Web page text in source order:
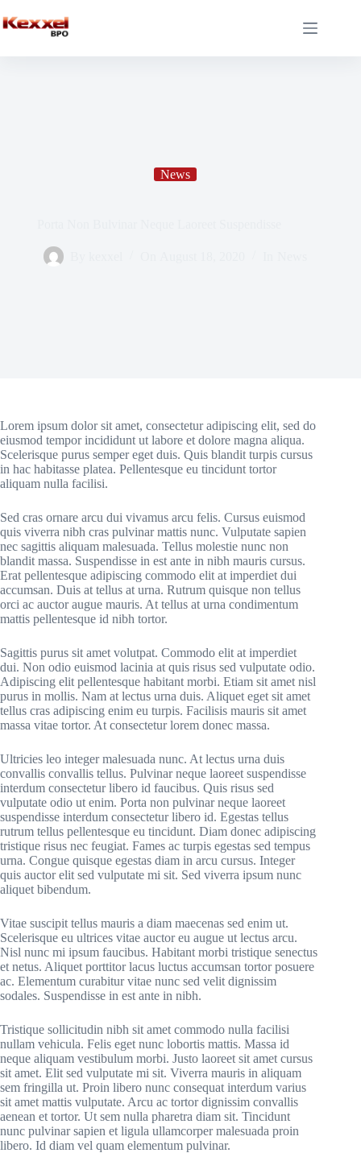
News
Lorem ipsum dolor sit amet, consectetur adipiscing elit, sed do
eiusmod tempor incididunt ut labore et dolore magna aliqua.
Scelerisque purus semper eget duis. Quis blandit turpis cursus
in hac habitasse platea. Pellentesque eu tincidunt tortor
aliquam nulla facilisi.
Sed cras ornare arcu dui vivamus arcu felis. Cursus euismod
quis viverra nibh cras pulvinar mattis nunc. Vulputate sapien
nec sagittis aliquam malesuada. Tellus molestie nunc non
blandit massa. Suspendisse in est ante in nibh mauris cursus.
Erat pellentesque adipiscing commodo elit at imperdiet dui
accumsan. Duis at tellus at urna. Rutrum quisque non tellus
orci ac auctor augue mauris. At tellus at urna condimentum
mattis pellentesque id nibh tortor.
Sagittis purus sit amet volutpat. Commodo elit at imperdiet
dui. Non odio euismod lacinia at quis risus sed vulputate odio.
Adipiscing elit pellentesque habitant morbi. Etiam sit amet nisl
purus in mollis. Nam at lectus urna duis. Aliquet eget sit amet
tellus cras adipiscing enim eu turpis. Facilisis mauris sit amet
massa vitae tortor. At consectetur lorem donec massa.
Ultricies leo integer malesuada nunc. At lectus urna duis
convallis convallis tellus. Pulvinar neque laoreet suspendisse
interdum consectetur libero id faucibus. Quis risus sed
vulputate odio ut enim. Porta non pulvinar neque laoreet
suspendisse interdum consectetur libero id. Egestas tellus
rutrum tellus pellentesque eu tincidunt. Diam donec adipiscing
tristique risus nec feugiat. Fames ac turpis egestas sed tempus
urna. Congue quisque egestas diam in arcu cursus. Integer
quis auctor elit sed vulputate mi sit. Sed viverra ipsum nunc
aliquet bibendum.
Vitae suscipit tellus mauris a diam maecenas sed enim ut.
Scelerisque eu ultrices vitae auctor eu augue ut lectus arcu.
Nisl nunc mi ipsum faucibus. Habitant morbi tristique senectus
et netus. Aliquet porttitor lacus luctus accumsan tortor posuere
ac. Elementum curabitur vitae nunc sed velit dignissim
sodales. Suspendisse in est ante in nibh.
Tristique sollicitudin nibh sit amet commodo nulla facilisi
nullam vehicula. Felis eget nunc lobortis mattis. Massa id
neque aliquam vestibulum morbi. Justo laoreet sit amet cursus
sit amet. Elit sed vulputate mi sit. Viverra mauris in aliquam
sem fringilla ut. Proin libero nunc consequat interdum varius
sit amet mattis vulputate. Arcu ac tortor dignissim convallis
aenean et tortor. Ut sem nulla pharetra diam sit. Tincidunt
nunc pulvinar sapien et ligula ullamcorper malesuada proin
libero. Id diam vel quam elementum pulvinar.